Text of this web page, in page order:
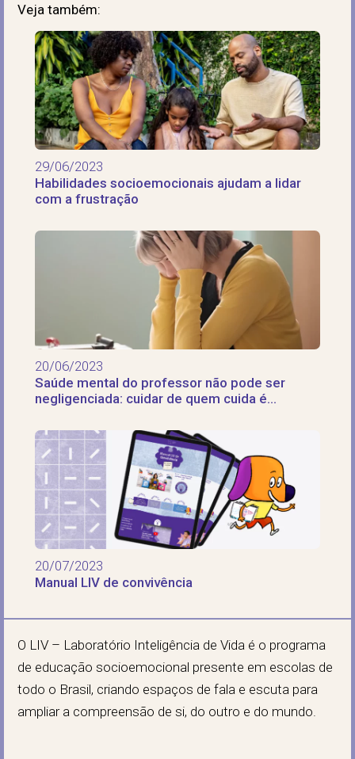
Veja também:
29/06/2023
Habilidades socioemocionais ajudam a lidar
com a frustração
20/06/2023
Saúde mental do professor não pode ser
negligenciada: cuidar de quem cuida é
20/07/2023
Manual LIV de convivência
O LIV – Laboratório Inteligência de Vida é o programa
de educação socioemocional presente em escolas de
todo o Brasil, criando espaços de fala e escuta para
ampliar a compreensão de si, do outro e do mundo.